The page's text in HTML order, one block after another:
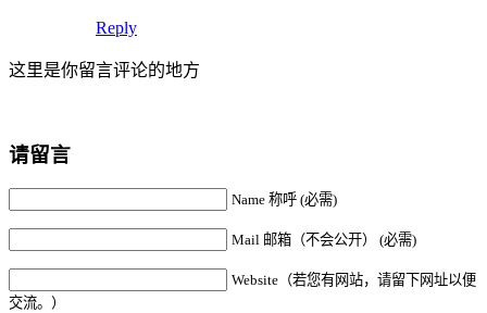
Reply
这里是你留言评论的地方
请留言
Name 称呼 (必需)
Mail 邮箱（不会公开） (必需)
Website（若您有网站，请留下网址以便
交流。）